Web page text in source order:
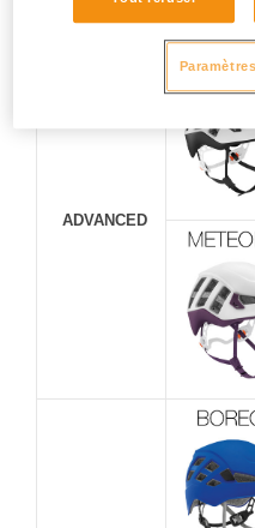
ADVANCED